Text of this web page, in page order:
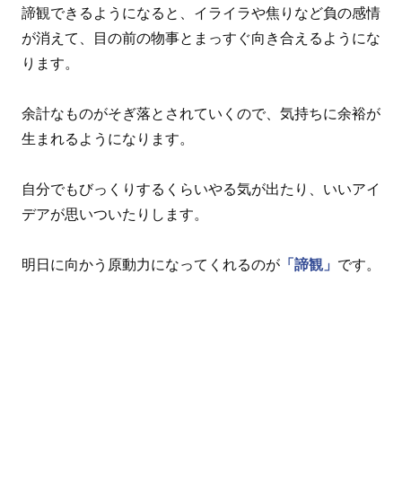
諦観できるようになると、イライラや焦りなど負の感情
が消えて、目の前の物事とまっすぐ向き合えるようにな
ります。
余計なものがそぎ落とされていくので、気持ちに余裕が
生まれるようになります。
自分でもびっくりするくらいやる気が出たり、いいアイ
デアが思いついたりします。
明日に向かう原動力になってくれるのが 「諦観」 です。